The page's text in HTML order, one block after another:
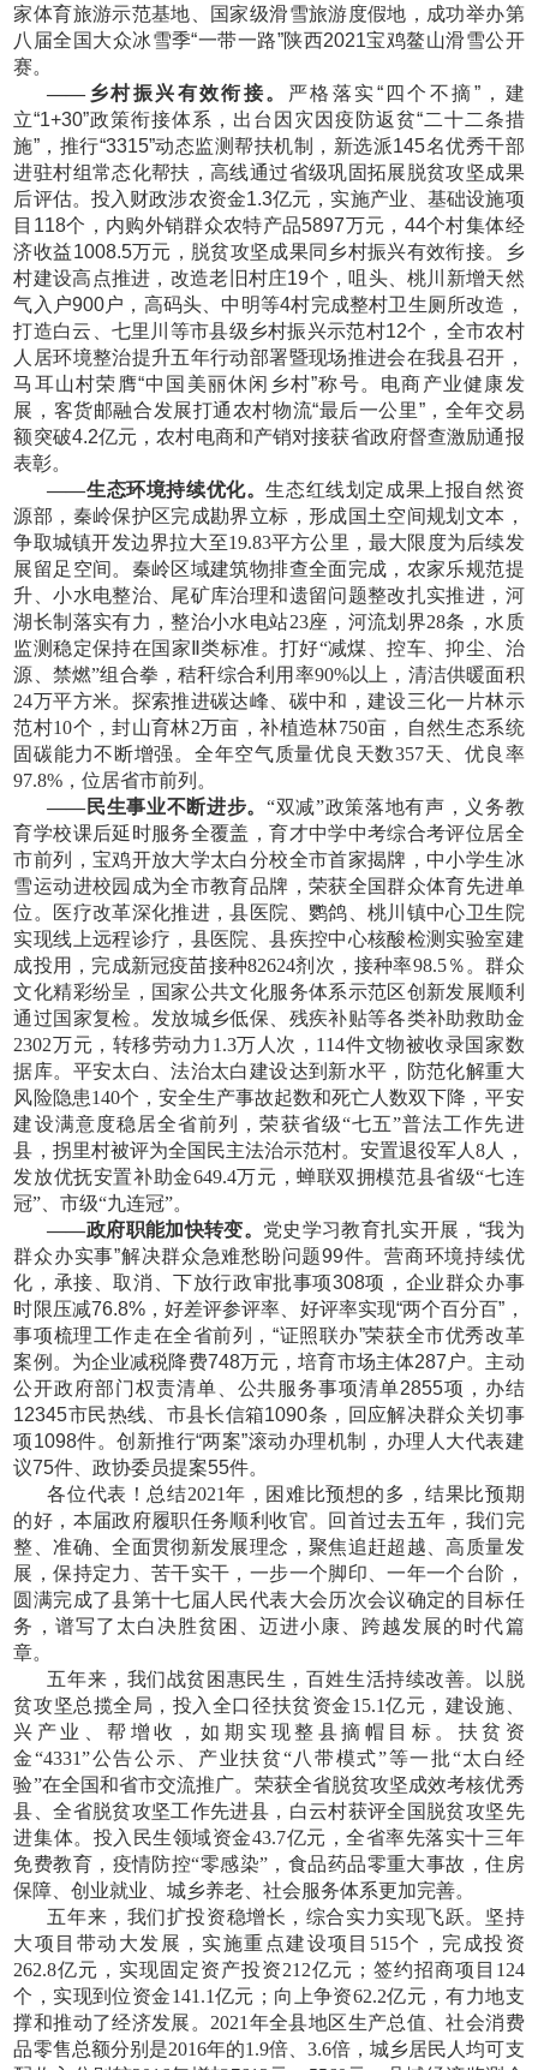
家体育旅游示范基地、国家级滑雪旅游度假地，成功举办第
八届全国大众冰雪季“一带一路”陕西2021宝鸡鳌山滑雪公开
赛。
——乡村振兴有效衔接。 严格落实“四个不摘”，建
立“1+30”政策衔接体系，出台因灾因疫防返贫“二十二条措
施”，推行“3315”动态监测帮扶机制，新选派145名优秀干部
进驻村组常态化帮扶，高线通过省级巩固拓展脱贫攻坚成果
后评估。投入财政涉农资金1.3亿元，实施产业、基础设施项
目118个，内购外销群众农特产品5897万元，44个村集体经
济收益1008.5万元，脱贫攻坚成果同乡村振兴有效衔接。乡
村建设高点推进，改造老旧村庄19个，咀头、桃川新增天然
气入户900户，高码头、中明等4村完成整村卫生厕所改造，
打造白云、七里川等市县级乡村振兴示范村12个，全市农村
人居环境整治提升五年行动部署暨现场推进会在我县召开，
马耳山村荣膺“中国美丽休闲乡村”称号。电商产业健康发
展，客货邮融合发展打通农村物流“最后一公里”，全年交易
额突破4.2亿元，农村电商和产销对接获省政府督查激励通报
表彰。
——生态环境持续优化。生态红线划定成果上报自然资
源部，秦岭保护区完成勘界立标，形成国土空间规划文本，
争取城镇开发边界拉大至19.83平方公里，最大限度为后续发
展留足空间。秦岭区域建筑物排查全面完成，农家乐规范提
升、小水电整治、尾矿库治理和遗留问题整改扎实推进，河
湖长制落实有力，整治小水电站23座，河流划界28条，水质
监测稳定保持在国家Ⅱ类标准。打好“减煤、控车、抑尘、治
源、禁燃”组合拳，秸秆综合利用率90%以上，清洁供暖面积
24万平方米。探索推进碳达峰、碳中和，建设三化一片林示
范村10个，封山育林2万亩，补植造林750亩，自然生态系统
固碳能力不断增强。全年空气质量优良天数357天、优良率
97.8%，位居省市前列。
——民生事业不断进步。“双减”政策落地有声，义务教
育学校课后延时服务全覆盖，育才中学中考综合考评位居全
市前列，宝鸡开放大学太白分校全市首家揭牌，中小学生冰
雪运动进校园成为全市教育品牌，荣获全国群众体育先进单
位。医疗改革深化推进，县医院、鹦鸽、桃川镇中心卫生院
实现线上远程诊疗，县医院、县疾控中心核酸检测实验室建
成投用，完成新冠疫苗接种82624剂次，接种率98.5％。群众
文化精彩纷呈，国家公共文化服务体系示范区创新发展顺利
通过国家复检。发放城乡低保、残疾补贴等各类补助救助金
2302万元，转移劳动力1.3万人次，114件文物被收录国家数
据库。平安太白、法治太白建设达到新水平，防范化解重大
风险隐患140个，安全生产事故起数和死亡人数双下降，平安
建设满意度稳居全省前列，荣获省级“七五”普法工作先进
县，拐里村被评为全国民主法治示范村。安置退役军人8人，
发放优抚安置补助金649.4万元，蝉联双拥模范县省级“七连
冠”、市级“九连冠”。
——政府职能加快转变。 党史学习教育扎实开展， “我为
群众办实事”解决群众急难愁盼问题99件。营商环境持续优
化，承接、取消、下放行政审批事项308项，企业群众办事
时限压减76.8%，好差评参评率、好评率实现“两个百分百”，
事项梳理工作走在全省前列，“证照联办”荣获全市优秀改革
案例。为企业减税降费748万元，培育市场主体287户。主动
公开政府部门权责清单、公共服务事项清单2855项，办结
12345市民热线、市县长信箱1090条，回应解决群众关切事
项1098件。创新推行“两案”滚动办理机制，办理人大代表建
议75件、政协委员提案55件。
各位代表！总结2021年，困难比预想的多，结果比预期
的好，本届政府履职任务顺利收官。回首过去五年，我们完
整、准确、全面贯彻新发展理念，聚焦追赶超越、高质量发
展，保持定力、苦干实干，一步一个脚印、一年一个台阶，
圆满完成了县第十七届人民代表大会历次会议确定的目标任
务，谱写了太白决胜贫困、迈进小康、跨越发展的时代篇
章。
五年来，我们战贫困惠民生，百姓生活持续改善。以脱
贫攻坚总揽全局，投入全口径扶贫资金15.1亿元，建设施、
兴产业、帮增收，如期实现整县摘帽目标。扶贫资
金“4331”公告公示、产业扶贫“八带模式”等一批“太白经
验”在全国和省市交流推广。荣获全省脱贫攻坚成效考核优秀
县、全省脱贫攻坚工作先进县，白云村获评全国脱贫攻坚先
进集体。投入民生领域资金43.7亿元，全省率先落实十三年
免费教育，疫情防控“零感染”，食品药品零重大事故，住房
保障、创业就业、城乡养老、社会服务体系更加完善。
五年来，我们扩投资稳增长，综合实力实现飞跃。坚持
大项目带动大发展，实施重点建设项目 515个，完成投资
262.8亿元，实现固定资产投资212亿元；签约招商项目124
个，实现到位资金141.1亿元；向上争资62.2亿元，有力地支
撑和推动了经济发展。2021年全县地区生产总值、社会消费
品零售总额分别是2016年的1.9倍、3.6倍，城乡居民人均可支